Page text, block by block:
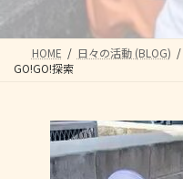
プ動
HOME 日々の活動 (BLOG)
GO!GO!探索